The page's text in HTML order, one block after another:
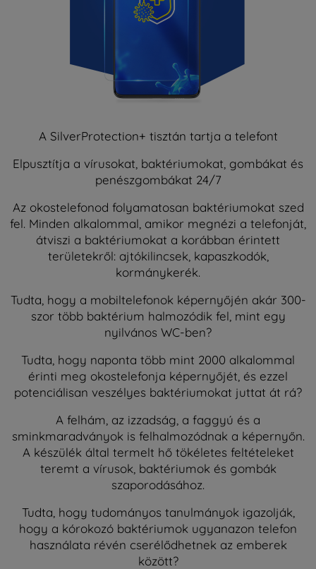
A SilverProtection+ tisztán tartja a telefont
Elpusztítja a vírusokat, baktériumokat, gombákat és
penészgombákat 24/7
Az okostelefonod folyamatosan baktériumokat szed
fel. Minden alkalommal, amikor megnézi a telefonját,
átviszi a baktériumokat a korábban érintett
területekről: ajtókilincsek, kapaszkodók,
kormánykerék.
Tudta, hogy a mobiltelefonok képernyőjén akár 300-
szor több baktérium halmozódik fel, mint egy
nyilvános WC-ben?
Tudta, hogy naponta több mint 2000 alkalommal
érinti meg okostelefonja képernyőjét, és ezzel
potenciálisan veszélyes baktériumokat juttat át rá?
A felhám, az izzadság, a faggyú és a
sminkmaradványok is felhalmozódnak a képernyőn.
A készülék által termelt hő tökéletes feltételeket
teremt a vírusok, baktériumok és gombák
szaporodásához.
Tudta, hogy tudományos tanulmányok igazolják,
hogy a kórokozó baktériumok ugyanazon telefon
használata révén cserélődhetnek az emberek
között?